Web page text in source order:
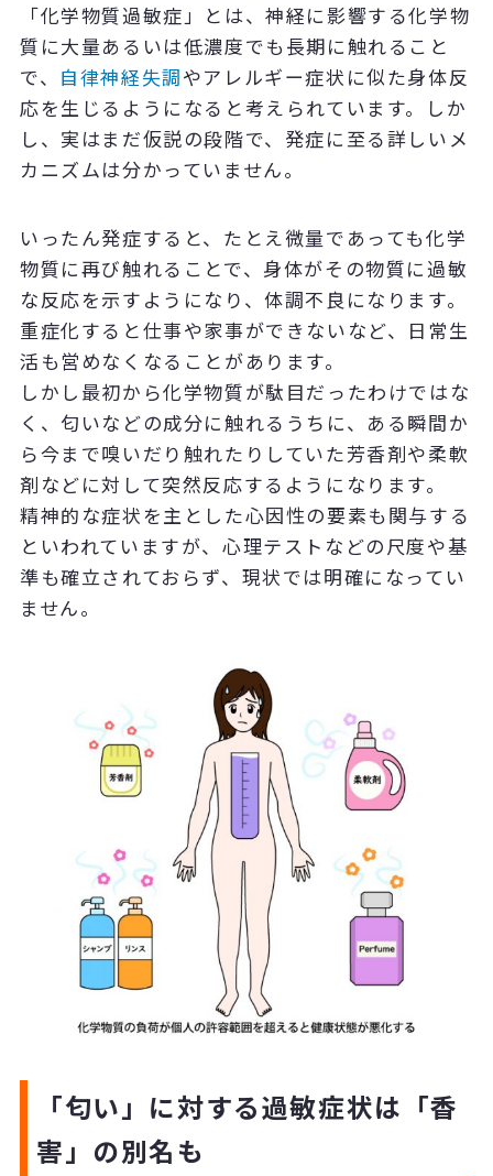
「化学物質過敏症」とは、神経に影響する化学物
質に大量あるいは低濃度でも長期に触れること
で、 自律神経失調やアレルギー症状に似た身体反
応を生じるようになると考えられています。しか
し、実はまだ仮説の段階で、発症に至る詳しいメ
カニズムは分かっていません。
いったん発症すると、たとえ微量であっても化学
物質に再び触れることで、身体がその物質に過敏
な反応を示すようになり、体調不良になります。
重症化すると仕事や家事ができないなど、日常生
活も営めなくなることがあります。
しかし最初から化学物質が駄目だったわけではな
く、匂いなどの成分に触れるうちに、ある瞬間か
ら今まで嗅いだり触れたりしていた芳香剤や柔軟
剤などに対して突然反応するようになります。
精神的な症状を主とした心因性の要素も関与する
といわれていますが、心理テストなどの尺度や基
準も確立されておらず、現状では明確になってい
ません。
「匂い」に対する過敏症状は「香
害」の別名も